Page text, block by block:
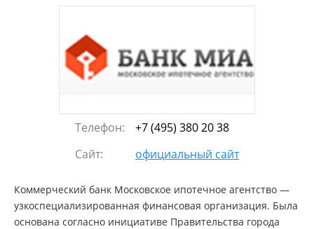
Телефон:
+7 (495) 380 20 38
Сайт:
официальный сайт
Коммерческий банк Московское ипотечное агентство —
узкоспециализированная финансовая организация. Была
основана согласно инициативе Правительства города